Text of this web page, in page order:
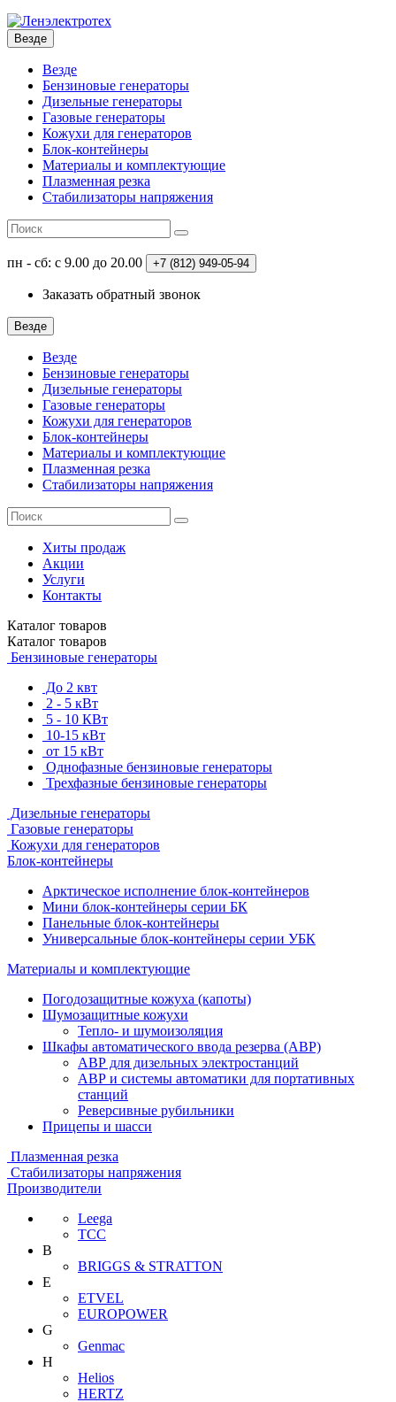
Везде
Везде
Бензиновые генераторы
Дизельные генераторы
Газовые генераторы
Кожухи для генераторов
Блок-контейнеры
Материалы и комплектующие
Плазменная резка
Стабилизаторы напряжения
пн - сб: с 9.00 до 20.00 +7 (812) 949-05-94
Заказать обратный звонок
Везде
Везде
Бензиновые генераторы
Дизельные генераторы
Газовые генераторы
Кожухи для генераторов
Блок-контейнеры
Материалы и комплектующие
Плазменная резка
Стабилизаторы напряжения
Хиты продаж
Акции
Услуги
Контакты
Каталог товаров
Каталог товаров
Бензиновые генераторы
До 2 квт
2 - 5 кВт
5 - 10 КВт
10-15 кВт
от 15 кВт
Однофазные бензиновые генераторы
Трехфазные бензиновые генераторы
Дизельные генераторы
Газовые генераторы
Кожухи для генераторов
Блок-контейнеры
Арктическое исполнение блок-контейнеров
Мини блок-контейнеры серии БК
Панельные блок-контейнеры
Универсальные блок-контейнеры серии УБК
Материалы и комплектующие
Погодозащитные кожуха (капоты)
Шумозащитные кожухи
Тепло- и шумоизоляция
Шкафы автоматического ввода резерва (АВР)
АВР для дизельных электростанций
АВР и системы автоматики для портативных
станций
Реверсивные рубильники
Прицепы и шасси
Плазменная резка
Стабилизаторы напряжения
Производители
Leega
ТСС
B
BRIGGS & STRATTON
E
ETVEL
EUROPOWER
G
Genmac
H
Helios
HERTZ